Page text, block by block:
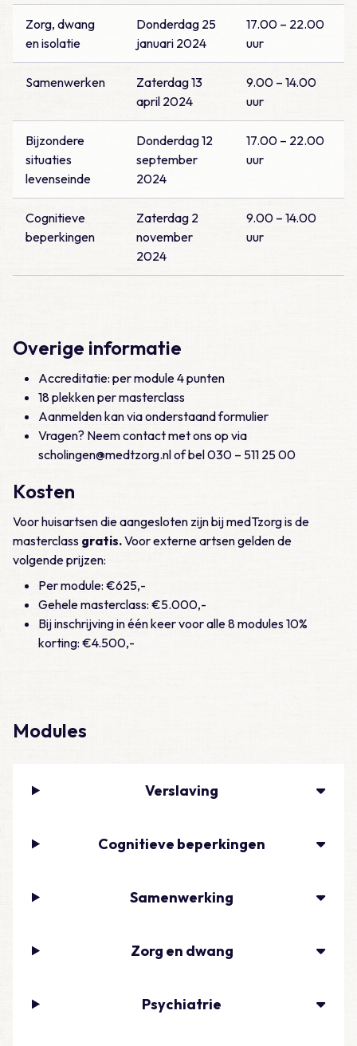
Zorg, dwang
en isolatie
Donderdag 25
januari 2024
17.00 – 22.00
uur
Samenwerken
Zaterdag 13
april 2024
9.00 – 14.00
uur
Bijzondere
situaties
levenseinde
Donderdag 12
september
2024
17.00 – 22.00
uur
Cognitieve
beperkingen
Zaterdag 2
november
2024
9.00 – 14.00
uur
Overige informatie
Accreditatie: per module 4 punten
18 plekken per masterclass
Aanmelden kan via onderstaand formulier
Vragen? Neem contact met ons op via
scholingen@medtzorg.nl of bel 030 – 511 25 00
Kosten
Voor huisartsen die aangesloten zijn bij medTzorg is de
masterclass gratis.Voor externe artsen gelden de
volgende prijzen:
Per module: €625,-
Gehele masterclass: €5.000,-
Bij inschrijving in één keer voor alle 8 modules 10%
korting: €4.500,-
Modules
Verslaving
Cognitieve beperkingen
Samenwerking
Zorg en dwang
Psychiatrie